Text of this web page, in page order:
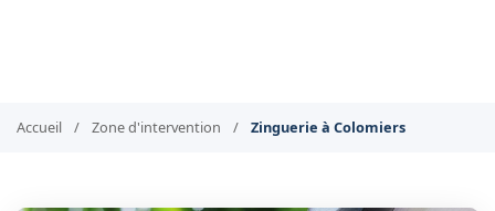
Accueil / Zone d'intervention / Zinguerie à Colomiers